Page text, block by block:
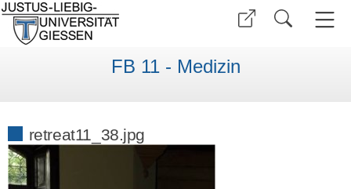
FB 11 - Medizin
retreat11_38.jpg